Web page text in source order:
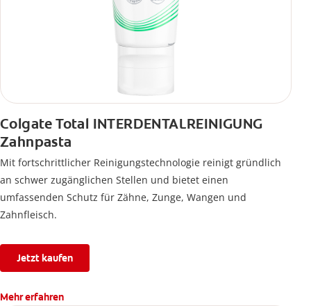
Colgate Total INTERDENTALREINIGUNG
Zahnpasta
Mit fortschrittlicher Reinigungstechnologie reinigt gründlich
an schwer zugänglichen Stellen und bietet einen
umfassenden Schutz für Zähne, Zunge, Wangen und
Zahnfleisch.
Jetzt kaufen
Mehr erfahren